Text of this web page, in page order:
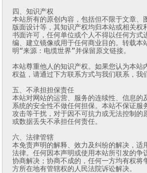
四、知识产权
本站所有的原创内容，包括但不限于文章、
版面设计等，其知识产权均归本站或相关权
书面许可，任何单位或个人不得以任何方式
编、建立镜像或用于任何商业目的。转载本
明“来源：电缆世界”并保留原文链接。
本站尊重他人的知识产权。如果您认为本站
权益，请通过下方联系方式与我们联系，我
五、不承担担保责任
本站对网站的运营、服务的连续性、信息的
系统的安全性不做任何担保。本站不保证服
攻击等干扰，对于因不可抗力或无法控制的
或数据丢失不承担任何责任。
六、法律管辖
本免责声明的解释、效力及纠纷的解决，适
法律。任何因本声明或使用本站所引发的争
协商解决；协商不成的，任何一方均有权将
方所在地有管辖权的人民法院诉讼解决。